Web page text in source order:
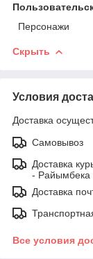
Персонажи
Скрыть
Условия
Доставка
Самовывоз
Доставка
- Райымбека
Доставка
Все условия